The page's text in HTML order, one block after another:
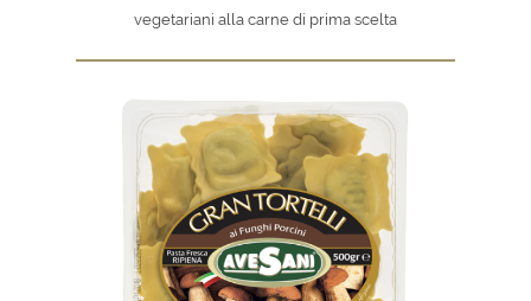
vegetariani alla carne di prima scelta